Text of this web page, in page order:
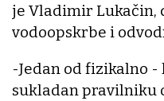
je Vladimir Lukačin,
vodoopskrbe i
-Jedan od fizikalno
sukladan pravilniku